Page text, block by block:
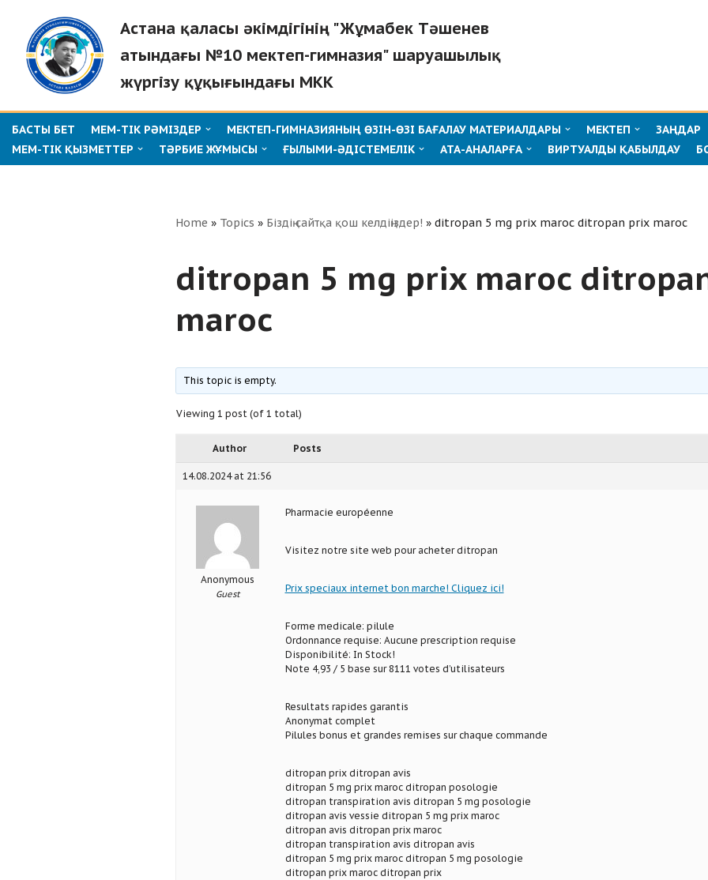
Skip
content
Астана қаласы әкімдігінің "Жұмабек Тәшенев
атындағы №10 мектеп-гимназия" шаруашылық
жүргізу құқығындағы МКК
БАСТЫ БЕТ МЕМ-ТІК РӘМІЗДЕР МЕКТЕП-ГИМНАЗИЯНЫҢ ӨЗІН-ӨЗІ БАҒАЛАУ МАТЕРИАЛДАРЫ МЕКТЕП ЗАҢДАР
МЕМ-ТІК ҚЫЗМЕТТЕР
ТӘРБИЕ ЖҰМЫСЫ ҒЫЛЫМИ-ӘДІСТЕМЕЛІК АТА-АНАЛАРҒА ВИРТУАЛДЫ ҚАБЫЛДАУ
Home » Topics » Біздің сайтқа қош келдіңіздер! » ditropan 5 mg prix maroc ditropan prix maroc
ditropan 5 mg prix maroc
maroc
This topic is empty.
Viewing 1 post (of 1 total)
Author Posts
14.08.2024 at 21:56
Anonymous
Guest
Pharmacie européenne
Visitez notre site web pour acheter ditropan
Prix speciaux internet bon marche! Cliquez ici!
Forme medicale: pilule
Ordonnance requise: Aucune prescription requise
Disponibilité: In Stock!
Note 4,93 / 5 base sur 8111 votes d’utilisateurs
Resultats rapides garantis
Anonymat complet
Pilules bonus et grandes remises sur chaque commande
ditropan prix ditropan avis
ditropan 5 mg prix maroc ditropan posologie
ditropan transpiration avis ditropan 5 mg posologie
ditropan avis vessie ditropan 5 mg prix maroc
ditropan avis ditropan prix maroc
ditropan transpiration avis ditropan avis
ditropan 5 mg prix maroc ditropan 5 mg posologie
ditropan prix maroc ditropan prix